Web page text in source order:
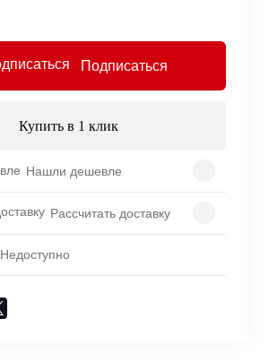
Подписаться
Купить в 1 клик
Нашли дешевле
Рассчитать доставку
Недоступно